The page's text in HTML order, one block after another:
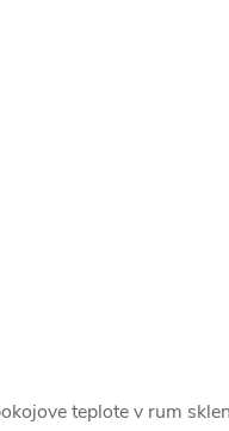
teplote v rum